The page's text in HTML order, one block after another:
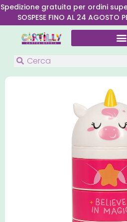
Spedizione gratuita per ordini
SOSPESE FINO AL 24 AGOSTO